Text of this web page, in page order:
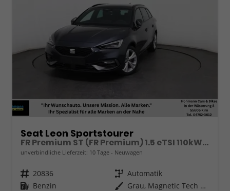
Seat Leon Sportstourer
FR Premium ST (FR Premium) 1.5 eTSI 110kW (150 PS) 7-Gang DSG
unverbindliche Lieferzeit: 10 Tage Neuwagen
Fahrzeugnr. 20836 Getriebe Automatik
Kraftstoff Benzin Außenfarbe
Grau, Magnetic Tech Grau (S7S7)